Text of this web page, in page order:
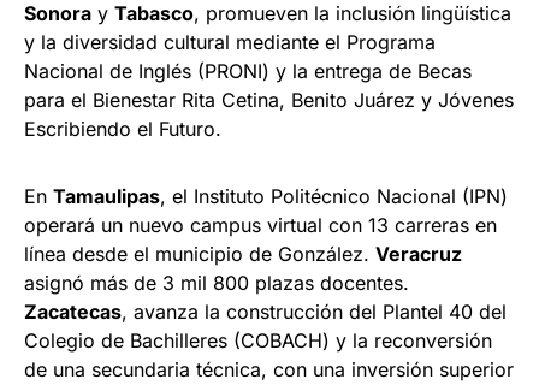
Sonora y Tabasco, promueven la inclusión lingüística
y la diversidad cultural mediante el Programa
Nacional de Inglés (PRONI) y la entrega de Becas
para el Bienestar Rita Cetina, Benito Juárez y Jóvenes
Escribiendo el Futuro.
En Tamaulipas, el Instituto Politécnico Nacional (IPN)
operará un nuevo campus virtual con 13 carreras en
línea desde el municipio de González. Veracruz
asignó más de 3 mil 800 plazas docentes.
Zacatecas, avanza la construcción del Plantel 40 del
Colegio de Bachilleres (COBACH) y la reconversión
de una secundaria técnica, con una inversión superior